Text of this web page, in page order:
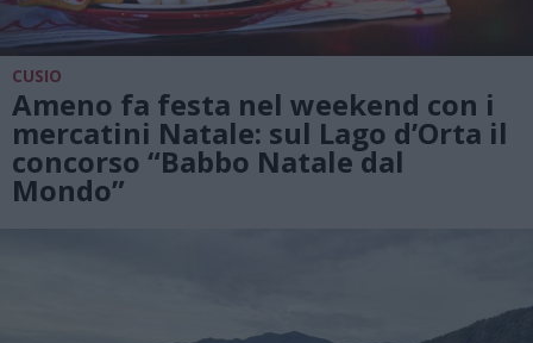
CUSIO
Ameno fa festa nel weekend con i
mercatini Natale: sul Lago d’Orta il
concorso “Babbo Natale dal
Mondo”